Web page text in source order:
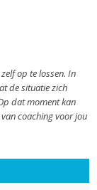
op te lossen. In
de situatie zich
dat moment kan
coaching voor jou